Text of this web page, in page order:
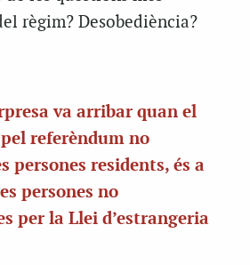
règim? Desobediència?
va arribar quan el
referèndum no
persones residents, és a
persones no
per la Llei d’estrangeria